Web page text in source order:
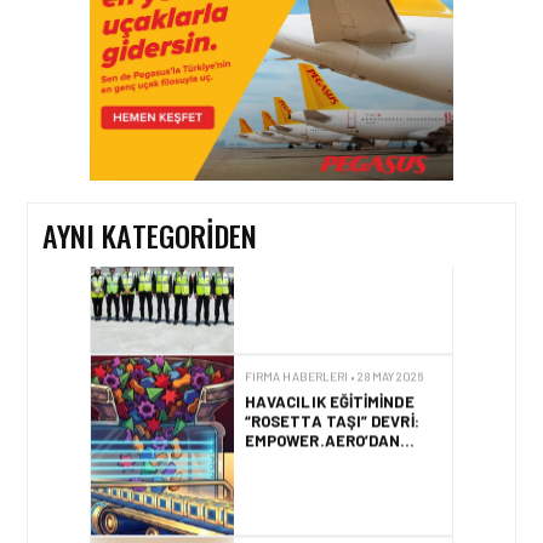
AYNI KATEGORIDEN
FIRMA HABERLERI • 23 TEM 2026
SOCAR TÜRKIYE’DEN
İSTANBUL
HAVALIMANI’NDA KRITIK
PROJE HAMLESI
FIRMA HABERLERI • 02 NIS 2026